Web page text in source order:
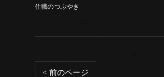
住職のつぶやき
< 前のページ